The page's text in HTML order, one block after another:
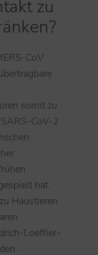
zu
CoV
somit zu
CoV-2
hat.
Haustieren
Loeffler-